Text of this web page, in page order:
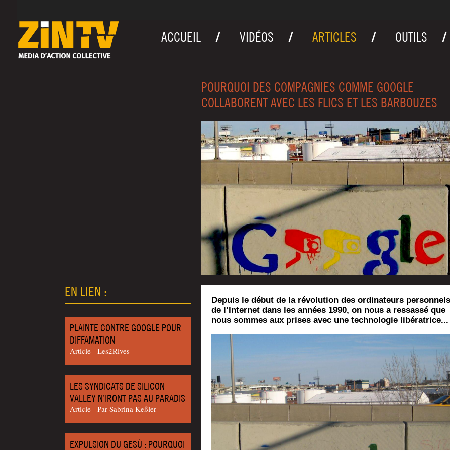
ACCUEIL VIDÉOS ARTICLES OUTILS
POURQUOI DES COMPAGNIES COMME GOOGLE
COLLABORENT AVEC LES FLICS ET LES BARBOUZES
EN LIEN :
PLAINTE CONTRE GOOGLE POUR
DIFFAMATION
Article - Les2Rives
LES SYNDICATS DE SILICON
VALLEY N’IRONT PAS AU PARADIS
Article - Par Sabri­na Keßler
EXPULSION DU GESÙ : POURQUOI
Depuis le début de la révolution des ordinateurs
de l’Internet dans les années 1990, on nous a ressassé que
nous sommes aux prises avec une technologie libératrice...